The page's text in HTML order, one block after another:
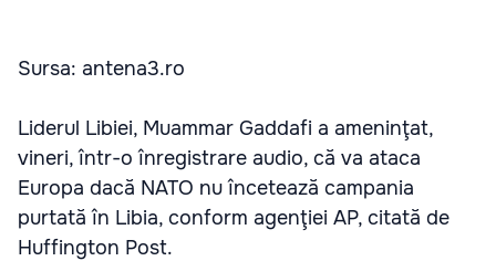
Sursa: antena3.ro
Liderul Libiei, Muammar Gaddafi a ameninţat,
vineri, într-o înregistrare audio, că va ataca
Europa dacă NATO nu încetează campania
purtată în Libia, conform agenţiei AP, citată de
Huffington Post.